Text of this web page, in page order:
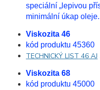
speciální „lepivou
minimální úkap oleje.
Viskozita 46
kód produktu 45360
TECHNICKÝ LIST 46 AJ
Viskozita 68
kód produktu 45000